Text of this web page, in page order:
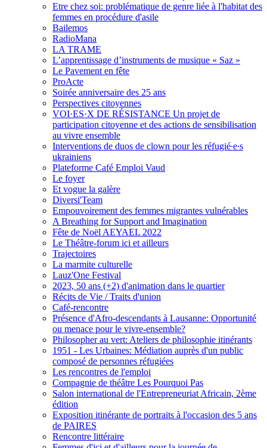
Etre chez soi: problématique de genre liée à l'habitat des
femmes en procédure d'asile
Bailemos
RadioMana
LA TRAME
L’apprentissage d’instruments de musique « Saz »
Le Pavement en fête
ProActe
Soirée anniversaire des 25 ans
Perspectives citoyennes
VOI·ES·X DE RÉSISTANCE Un projet de
participation citoyenne et des actions de sensibilisation
au vivre ensemble
Interventions de duos de clown pour les réfugié∙e∙s
ukrainiens
Plateforme Café Emploi Vaud
Le foyer
Et vogue la galère
Diversi'Team
Empouvoirement des femmes migrantes vulnérables
A Breathing for Support and Imagination
Fête de Noël AEYAEL 2022
Le Théâtre-forum ici et ailleurs
Trajectoires
La marmite culturelle
Lauz'One Festival
2023, 50 ans (+2) d'animation dans le quartier
Récits de Vie / Traits d'union
Café-rencontre
Présence d'Afro-descendants à Lausanne: Opportunité
ou menace pour le vivre-ensemble?
Philosopher au vert: Ateliers de philosophie itinérants
1951 - Les Urbaines: Médiation auprès d'un public
composé de personnes réfugiées
Les rencontres de l'emploi
Compagnie de théâtre Les Pourquoi Pas
Salon international de l'Entrepreneuriat Africain, 2ème
édition
Exposition itinérante de portraits à l'occasion des 5 ans
de PAIRES
Rencontre littéraire